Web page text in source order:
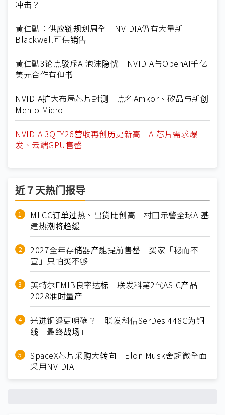
冲击？
黄仁勳：供应链规划周全 NVIDIA仍有大量新
Blackwell可供销售
黄仁勳3论点驳斥AI泡沫隐忧 NVIDIA与OpenAI千亿
美元合作有但书
NVIDIA扩大布局芯片封测 点名Amkor、矽品与新创
Menlo Micro
NVIDIA 3QFY26营收再创历史新高 AI芯片需求爆
发、云端GPU售罄
近７天热门报导
MLCC订单过热、出货比创高 村田示警全球AI基
建热潮将趋缓
2027全年存储器产能提前售罄 买家「秘而不
宣」只怕买不够
英特尔EMIB良率达标 联发科第2代ASIC产品
2028准时量产
光进铜退更明确？ 联发科估SerDes 448G为铜
线「最终战场」
SpaceX芯片采购大转向 Elon Musk舍超微全面
采用NVIDIA